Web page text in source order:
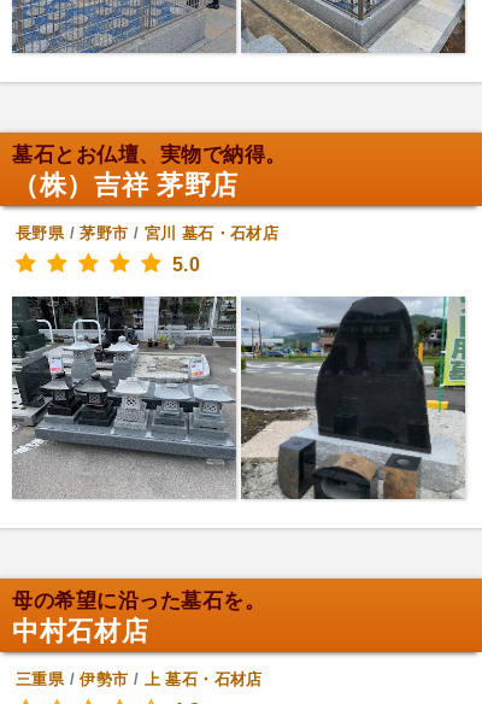
墓石とお仏壇、実物で納得。
（株）吉祥 茅野店
長野県/茅野市 / 宮川 墓石・石材店
5.0
母の希望に沿った墓石を。
中村石材店
三重県/伊勢市 / 上 墓石・石材店